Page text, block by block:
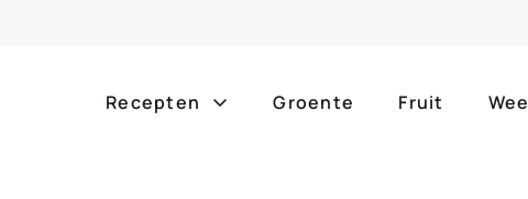
Recepten Groente Fruit